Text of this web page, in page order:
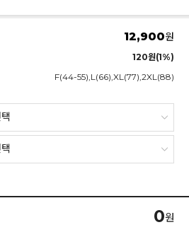
12,900원
120원(1%)
F(44-55),L(66),XL(77),2XL(88)
0원